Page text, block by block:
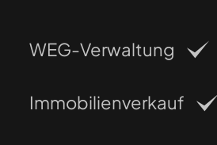
WEG-Verwaltung
Immobilienverkauf